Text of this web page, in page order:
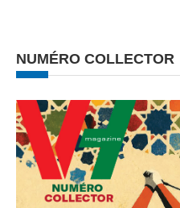
NUMÉRO COLLECTOR